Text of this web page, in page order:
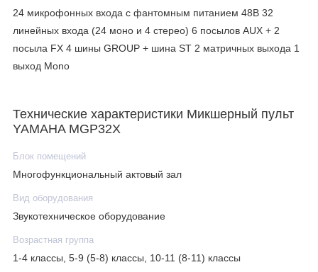
24 микрофонных входа с фантомным питанием 48В 32
линейных входа (24 моно и 4 стерео) 6 посылов AUX + 2
посыла FX 4 шины GROUP + шина ST 2 матричных выхода 1
выход Mono
Технические характеристики Микшерный пульт
YAMAHA MGP32X
Блок помещений
Многофункциональный актовый зал
Вид оборудования
Звукотехническое оборудование
Возрастная группа
1-4 классы, 5-9 (5-8) классы, 10-11 (8-11) классы